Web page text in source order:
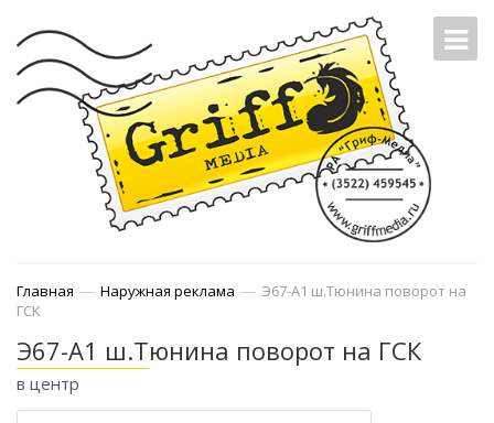
Главная — Наружная реклама — Э67-А1 ш.Тюнина поворот на
ГСК
Э67-А1 ш.Тюнина поворот на ГСК
в центр